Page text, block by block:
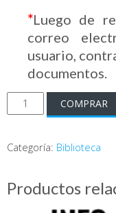
*Luego de
correo
usuario,
documentos.
$25.000
único
12
de
COMPRAR
Categoría: Biblioteca
Productos